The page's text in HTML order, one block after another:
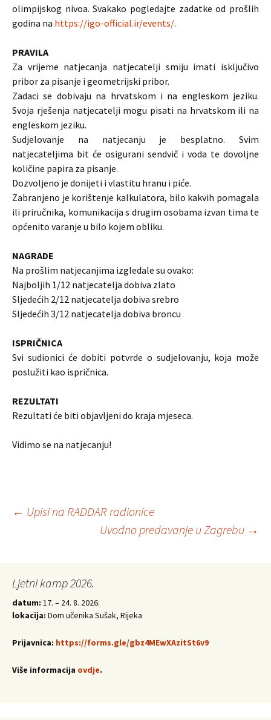
olimpijskog nivoa. Svakako pogledajte zadatke od prošlih
godina na https://igo-official.ir/events/.
PRAVILA
Za vrijeme natjecanja natjecatelji smiju imati isključivo
pribor za pisanje i geometrijski pribor.
Zadaci se dobivaju na hrvatskom i na engleskom jeziku.
Svoja rješenja natjecatelji mogu pisati na hrvatskom ili na
engleskom jeziku.
Sudjelovanje na natjecanju je besplatno. Svim
natjecateljima bit će osigurani sendvič i voda te dovoljne
količine papira za pisanje.
Dozvoljeno je donijeti i vlastitu hranu i piće.
Zabranjeno je korištenje kalkulatora, bilo kakvih pomagala
ili priručnika, komunikacija s drugim osobama izvan tima te
općenito varanje u bilo kojem obliku.
NAGRADE
Na prošlim natjecanjima izgledale su ovako:
Najboljih 1/12 natjecatelja dobiva zlato
Sljedećih 2/12 natjecatelja dobiva srebro
Sljedećih 3/12 natjecatelja dobiva broncu
ISPRIČNICA
Svi sudionici će dobiti potvrde o sudjelovanju, koja može
poslužiti kao ispričnica.
REZULTATI
Rezultati će biti objavljeni do kraja mjeseca.
Vidimo se na natjecanju!
Post
← Upisi na RADDAR radionice
Uvodno predavanje u Zagrebu →
Ljetni kamp 2026.
datum: 17. – 24. 8. 2026.
lokacija: Dom učenika Sušak, Rijeka
Prijavnica: https://forms.gle/gbz4MEwXAzitSt6v9
Više informacija ovdje.